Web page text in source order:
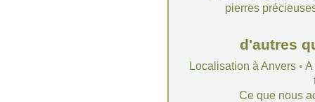
pierres
d'autres
Localisation à Anvers• A
Ce que nous